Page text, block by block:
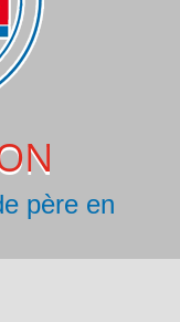
père en